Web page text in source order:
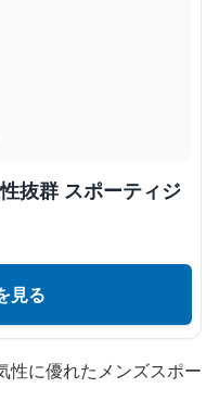
抜群 スポーティジ
見る
性に優れたメンズスポー